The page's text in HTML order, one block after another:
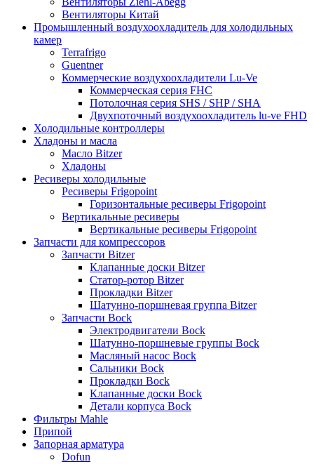
Вентиляторы Китай
Промышленный воздухоохладитель для холодильных
камер
Terrafrigo
Guentner
Коммерческие воздухоохладители Lu-Ve
Коммерческая серия FHC
Потолочная серия SHS / SHP / SHA
Двухпоточный воздухоохладитель lu-ve FHD
Холодильные контроллеры
Хладоны и масла
Масло Bitzer
Хладоны
Ресиверы холодильные
Ресиверы Frigopoint
Горизонтальные ресиверы Frigopoint
Вертикальные ресиверы
Вертикальные ресиверы Frigopoint
Запчасти для компрессоров
Запчасти Bitzer
Клапанные доски Bitzer
Статор-ротор Bitzer
Прокладки Bitzer
Шатунно-поршневая группа Bitzer
Запчасти Bock
Электродвигатели Bock
Шатунно-поршневые группы Bock
Масляный насос Bock
Сальники Bock
Прокладки Bock
Клапанные доски Bock
Детали корпуса Bock
Фильтры Mahle
Припой
Запорная арматура
Dofun